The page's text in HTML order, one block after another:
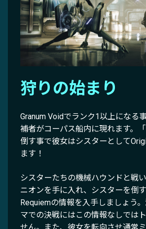
狩りの始まり
Granum Voidでランク1以上になる
補者がコーパス船内に現れます。
倒す事で彼女はシスターとして
ます！
シスターたちの機械ハウンドと戦
ニオンを手に入れ、シスターを倒
Requiemの情報を入手しましょう
マでの決戦にはこの情報なしでは